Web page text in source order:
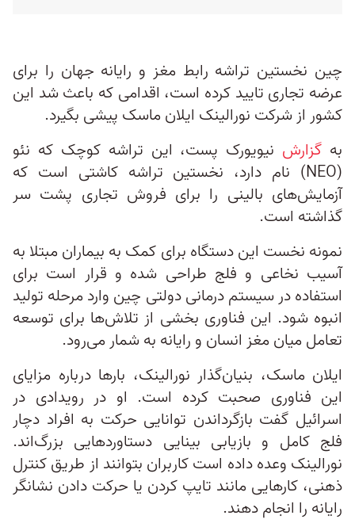
چین نخستین تراشه رابط مغز و رایانه جهان را برای
عرضه تجاری تایید کرده است، اقدامی که باعث شد این
کشور از شرکت نورالینک ایلان ماسک پیشی بگیرد.
به گزارش نیویورک پست، این تراشه کوچک که نئو
(NEO) نام دارد، نخستین تراشه کاشتی است که
آزمایش‌های بالینی را برای فروش تجاری پشت سر
گذاشته است.
نمونه نخست این دستگاه برای کمک به بیماران مبتلا به
آسیب نخاعی و فلج طراحی شده و قرار است برای
استفاده در سیستم درمانی دولتی چین وارد مرحله تولید
انبوه شود. این فناوری بخشی از تلاش‌ها برای توسعه
تعامل میان مغز انسان و رایانه به شمار می‌رود.
ایلان ماسک، بنیان‌گذار نورالینک، بارها درباره مزایای
این فناوری صحبت کرده است. او در رویدادی در
اسرائیل گفت بازگرداندن توانایی حرکت به افراد دچار
فلج کامل و بازیابی بینایی دستاوردهایی بزرگ‌اند.
نورالینک وعده داده است کاربران بتوانند از طریق کنترل
ذهنی، کارهایی مانند تایپ کردن یا حرکت دادن نشانگر
رایانه را انجام دهند.